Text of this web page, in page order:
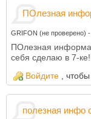
ПОлезная
GRIFON (не проверено) -
ПОлезная
себя сделаю в 7-
Войдите
,
полезная инфо